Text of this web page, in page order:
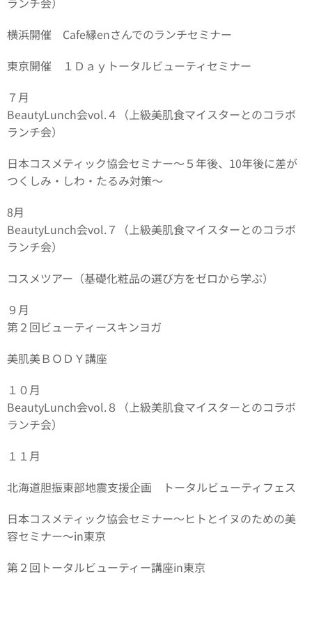
横浜開催 Cafe縁enさんでのランチセミナー
東京開催 １Ｄａｙトータルビューティセミナー
７月
BeautyLunch会vol.４（上級美肌食マイスターとのコラボ
ランチ会）
日本コスメティック協会セミナー～５年後、10年後に差が
つくしみ・しわ・たるみ対策～
8月
BeautyLunch会vol.７（上級美肌食マイスターとのコラボ
ランチ会）
コスメツアー（基礎化粧品の選び方をゼロから学ぶ）
９月
第２回ビューティースキンヨガ
美肌美ＢＯＤＹ講座
１０月
BeautyLunch会vol.８（上級美肌食マイスターとのコラボ
ランチ会）
１１月
北海道胆振東部地震支援企画 トータルビューティフェス
日本コスメティック協会セミナー～ヒトとイヌのための美
容セミナー～in東京
第２回トータルビューティー講座in東京